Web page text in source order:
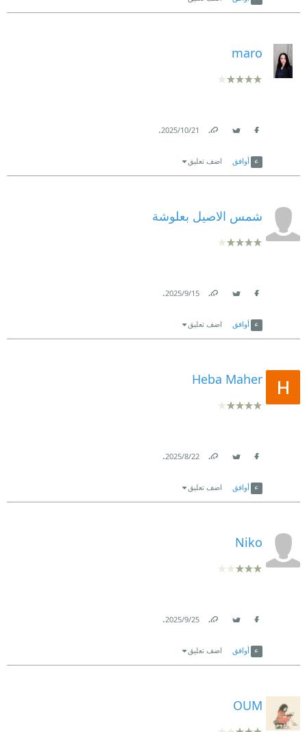
maro
21‏/10‏/2025
.
أوافق اضف تعليق
شمس الاصيل بعلوشة
15‏/9‏/2025
.
أوافق اضف تعليق
Heba Maher
22‏/8‏/2025
.
أوافق اضف تعليق
Niko
25‏/9‏/2025
.
أوافق اضف تعليق
OUM